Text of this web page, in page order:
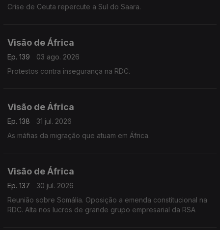
Crise de Ceuta repercute a Sul do Saara.
Visão de África
Ep. 139
03 ago. 2026
Protestos contra insegurança na RDC.
Visão de África
Ep. 138
31 jul. 2026
As máfias da migração que atuam em África.
Visão de África
Ep. 137
30 jul. 2026
Reunião sobre Somália. Oposição a emenda constitucional na
RDC. Alta nos lucros de grande grupo empresarial da RSA